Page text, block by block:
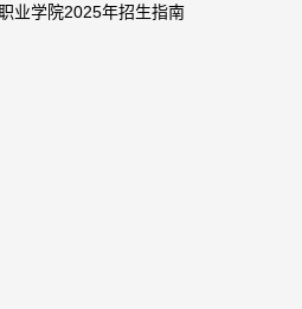
业学院2025年招生指南